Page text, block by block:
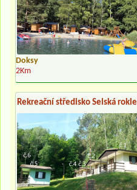
Doksy
2Km
Rekreační středisko Selská rokle